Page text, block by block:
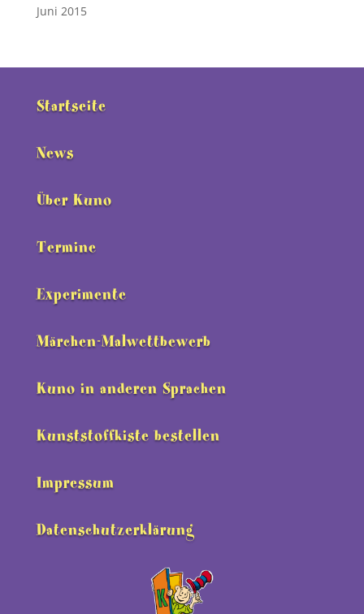
Juni 2015
Startseite
News
Über Kuno
Termine
Experimente
Märchen-Malwettbewerb
Kuno in anderen Sprachen
Kunststoffkiste bestellen
Impressum
Datenschutzerklärung